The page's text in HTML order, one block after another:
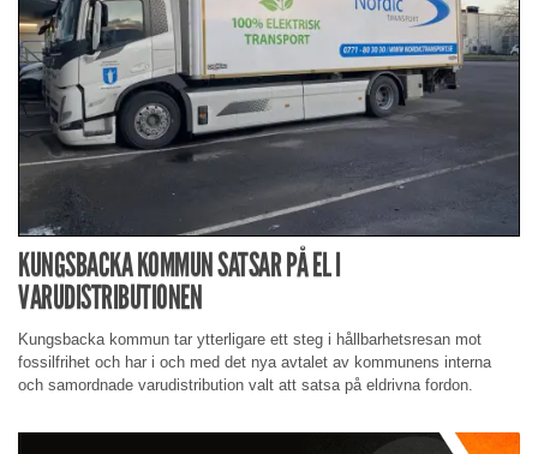
KUNGSBACKA KOMMUN SATSAR PÅ EL I
VARUDISTRIBUTIONEN
Kungsbacka kommun tar ytterligare ett steg i hållbarhetsresan mot
fossilfrihet och har i och med det nya avtalet av kommunens interna
och samordnade varudistribution valt att satsa på eldrivna fordon.